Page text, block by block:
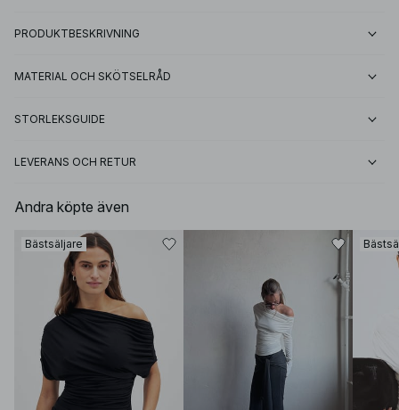
PRODUKTBESKRIVNING
MATERIAL OCH SKÖTSELRÅD
STORLEKSGUIDE
LEVERANS OCH RETUR
Andra köpte även
Bästsäljare